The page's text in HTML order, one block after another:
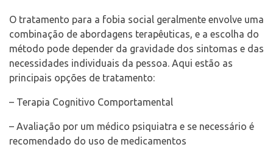
O tratamento para a fobia social geralmente envolve uma
combinação de abordagens terapêuticas, e a escolha do
método pode depender da gravidade dos sintomas e das
necessidades individuais da pessoa. Aqui estão as
principais opções de tratamento:
– Terapia Cognitivo Comportamental
– Avaliação por um médico psiquiatra e se necessário é
recomendado do uso de medicamentos